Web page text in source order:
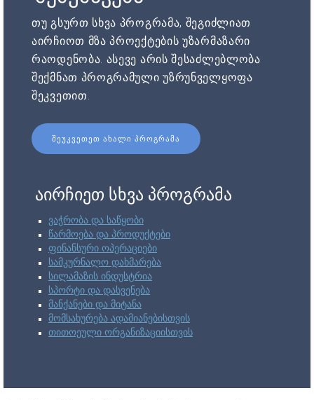
თუ გსურთ სხვა პროგრამა, შეგიძლიათ
აირჩიოთ მზა პროექტების უზარმაზარი
რაოდენობა. ასევე არის შესაძლებლობა
შექმნათ პროგრამული უზრუნველყოფა
შეკვეთით.
ᲨᲔᲣᲙᲕᲔᲗᲔᲗ ᲐᲮᲐᲚᲘ ᲞᲠᲝᲒᲠᲐᲛᲐ
აირჩიეთ სხვა პროგრამა
ვაჭრობა და საწყობი
წარმოება და პროდუქტები
ფინანსური ოპერაციები
სამკურნალო დახმარება
სილამაზის ინდუსტრია
სპორტი და დასვენება
მანქანები და მიტანა
მომსახურება ადამიანებისთვის
თითოეული ორგანიზაციისთვის